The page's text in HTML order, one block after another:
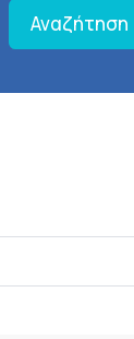
Αναζήτηση